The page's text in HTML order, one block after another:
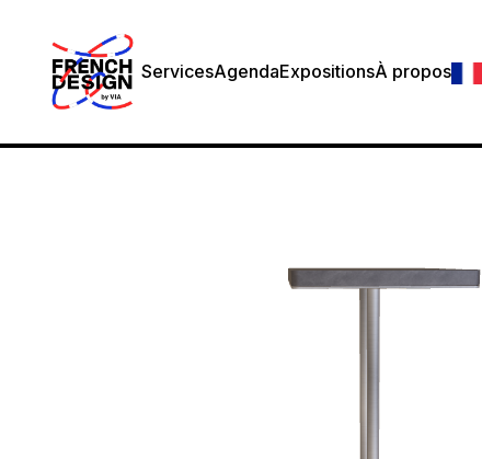
ServicesAgendaExpositionsÀ propos